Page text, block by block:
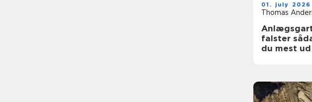
01. july 2026
Thomas
falster sådan får
du mest